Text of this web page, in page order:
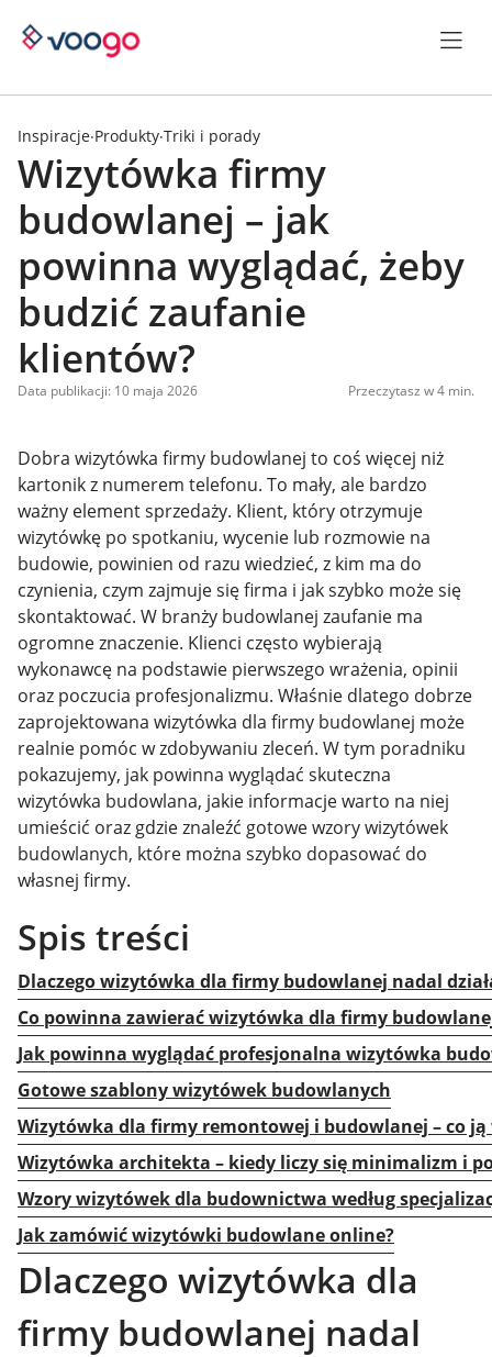
Inspiracje·Produkty·Triki i porady
Wizytówka firmy
budowlanej – jak
powinna wyglądać, żeby
budzić zaufanie
klientów?
Data publikacji: 10 maja 2026 Przeczytasz w 4 min.
Dobra wizytówka firmy budowlanej to coś więcej niż
kartonik z numerem telefonu. To mały, ale bardzo
ważny element sprzedaży. Klient, który otrzymuje
wizytówkę po spotkaniu, wycenie lub rozmowie na
budowie, powinien od razu wiedzieć, z kim ma do
czynienia, czym zajmuje się firma i jak szybko może się
skontaktować. W branży budowlanej zaufanie ma
ogromne znaczenie. Klienci często wybierają
wykonawcę na podstawie pierwszego wrażenia, opinii
oraz poczucia profesjonalizmu. Właśnie dlatego dobrze
zaprojektowana wizytówka dla firmy budowlanej może
realnie pomóc w zdobywaniu zleceń. W tym poradniku
pokazujemy, jak powinna wyglądać skuteczna
wizytówka budowlana, jakie informacje warto na niej
umieścić oraz gdzie znaleźć gotowe wzory wizytówek
budowlanych, które można szybko dopasować do
własnej firmy.
Spis treści
Dlaczego wizytówka dla firmy budowlanej nadal
Co powinna zawierać wizytówka dla firmy
Jak powinna wyglądać profesjonalna wizytówka
Gotowe szablony wizytówek budowlanych
Wizytówka dla firmy remontowej i budowlanej – co ją
Wizytówka architekta – kiedy liczy się minimalizm i
Wzory wizytówek dla budownictwa według
Jak zamówić wizytówki budowlane online?
Dlaczego wizytówka dla
firmy budowlanej nadal